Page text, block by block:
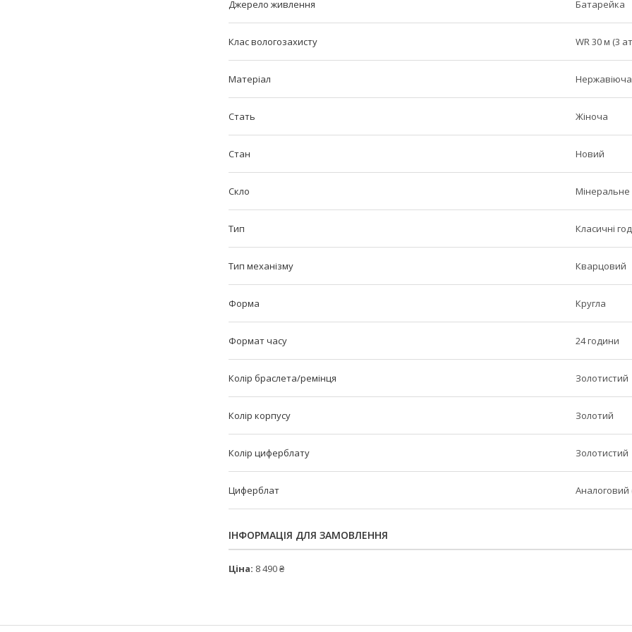
Джерело живлення Батарейка
Клас вологозахисту WR 30 м (3
Матеріал Нержавіюча
Стать Жіноча
Стан Новий
Скло Мінеральне
Тип Класичні
Тип механізму Кварцовий
Форма Кругла
Формат часу 24 години
Колір браслета/ремінця Золотистий
Колір корпусу Золотий
Колір циферблату Золотистий
Циферблат Аналоговий
ІНФОРМАЦІЯ ДЛЯ ЗАМОВЛЕННЯ
Ціна: 8 490 ₴